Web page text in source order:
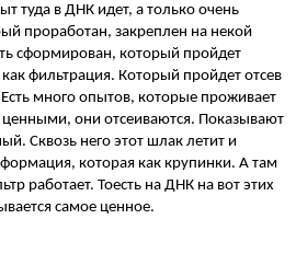
туда в ДНК идет, а только очень
проработан, закреплен на некой
сформирован, который пройдет
фильтрация. Который пройдет отсев
много опытов, которые проживает
ценными, они отсеиваются. Показывают
Сквозь него этот шлак летит и
которая как крупинки. А там
работает. Тоесть на ДНК на вот этих
самое ценное.